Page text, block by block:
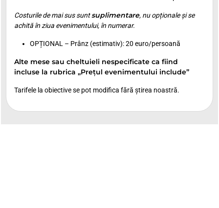
Costurile de mai sus suntsuplimentare, nu opționale și se
achită în ziua evenimentului, în numerar.
OPȚIONAL – Prânz (estimativ): 20 euro/persoană
Alte mese sau cheltuieli nespecificate ca fiind
incluse la rubrica „Prețul evenimentului include”
Tarifele la obiective se pot modifica fără știrea noastră.